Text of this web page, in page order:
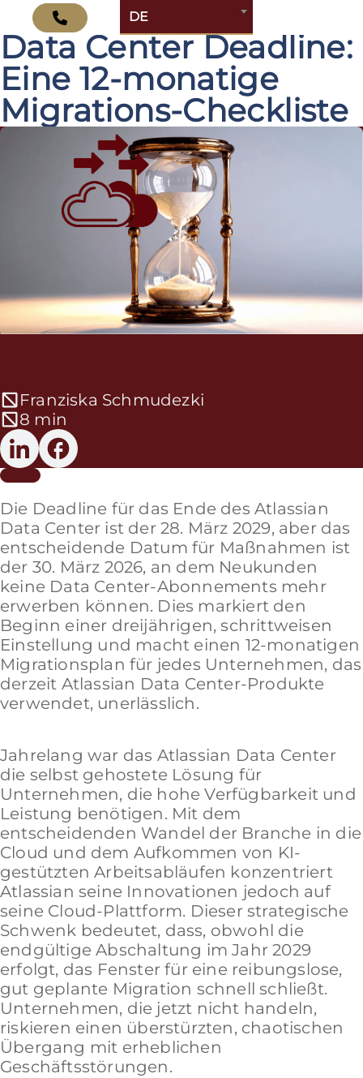
DE
Die 2026 Atlassian
Data Center Deadline:
Eine 12-monatige
Migrations-Checkliste
Franziska Schmudezki
8 min
Die Deadline für das Ende des Atlassian
Data Center ist der 28. März 2029, aber das
entscheidende Datum für Maßnahmen ist
der 30. März 2026, an dem Neukunden
keine Data Center-Abonnements mehr
erwerben können. Dies markiert den
Beginn einer dreijährigen, schrittweisen
Einstellung und macht einen 12-monatigen
Migrationsplan für jedes Unternehmen, das
derzeit Atlassian Data Center-Produkte
verwendet, unerlässlich.
Jahrelang war das Atlassian Data Center
die selbst gehostete Lösung für
Unternehmen, die hohe Verfügbarkeit und
Leistung benötigen. Mit dem
entscheidenden Wandel der Branche in die
Cloud und dem Aufkommen von KI-
gestützten Arbeitsabläufen konzentriert
Atlassian seine Innovationen jedoch auf
seine Cloud-Plattform. Dieser strategische
Schwenk bedeutet, dass, obwohl die
endgültige Abschaltung im Jahr 2029
erfolgt, das Fenster für eine reibungslose,
gut geplante Migration schnell schließt.
Unternehmen, die jetzt nicht handeln,
riskieren einen überstürzten, chaotischen
Übergang mit erheblichen
Geschäftsstörungen.